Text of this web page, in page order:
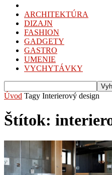
ARCHITEKTÚRA
DIZAJN
FASHION
GADGETY
GASTRO
UMENIE
VYCHYTÁVKY
Úvod Tagy Interierový design
Štítok: